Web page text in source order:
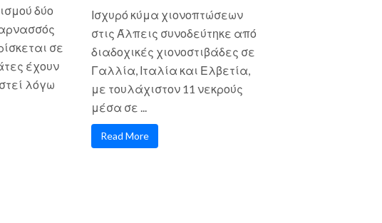
δύο
σε
έχουν
λόγω
Ισχυρό κύμα χιονοπτώσεων
στις Άλπεις συνοδεύτηκε από
διαδοχικές χιονοστιβάδες σε
Γαλλία, Ιταλία και Ελβετία,
με τουλάχιστον 11 νεκρούς
μέσα σε ...
Read More